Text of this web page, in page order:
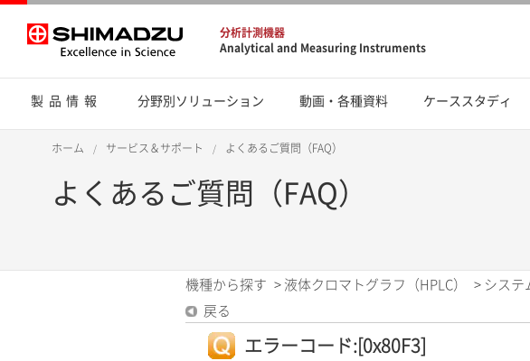
分析計測機器
Analytical and Measuring Instruments
製品情報 分野別ソリューション 動画・各種資料 ケーススタディ
ホーム サービス＆サポート よくあるご質問（FAQ）
よくあるご質問（FAQ）
機種から探す > 液体クロマトグラフ（HPLC） > システ
戻る
エラーコード:[0x80F3]